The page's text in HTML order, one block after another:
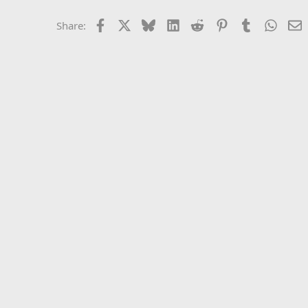
Share: Facebook BlueskyLinkedIn
Reddit PinterestTumblr